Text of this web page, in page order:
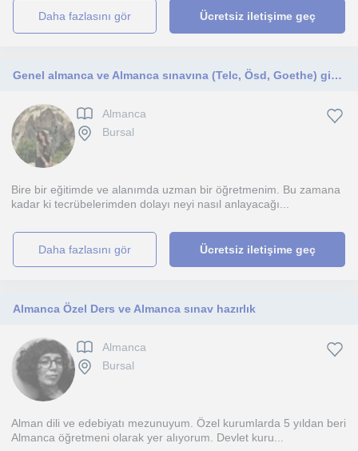
daha fazlasını gör Ücretsiz iletişime geç
Genel almanca ve Almanca sınavına (Telc, Ösd, Goethe) girecek olanlar için
Almanca
Bursal
Bire bir eğitimde ve alanımda uzman bir öğretmenim. Bu zamana
kadar ki tecrübelerimden dolayı neyi nasıl anlayacağı...
daha fazlasını gör Ücretsiz iletişime geç
Almanca Özel Ders ve Almanca sınav hazırlık
Almanca
Bursal
Alman dili ve edebiyatı mezunuyum. Özel kurumlarda 5 yıldan beri
Almanca öğretmeni olarak yer alıyorum. Devlet kuru...